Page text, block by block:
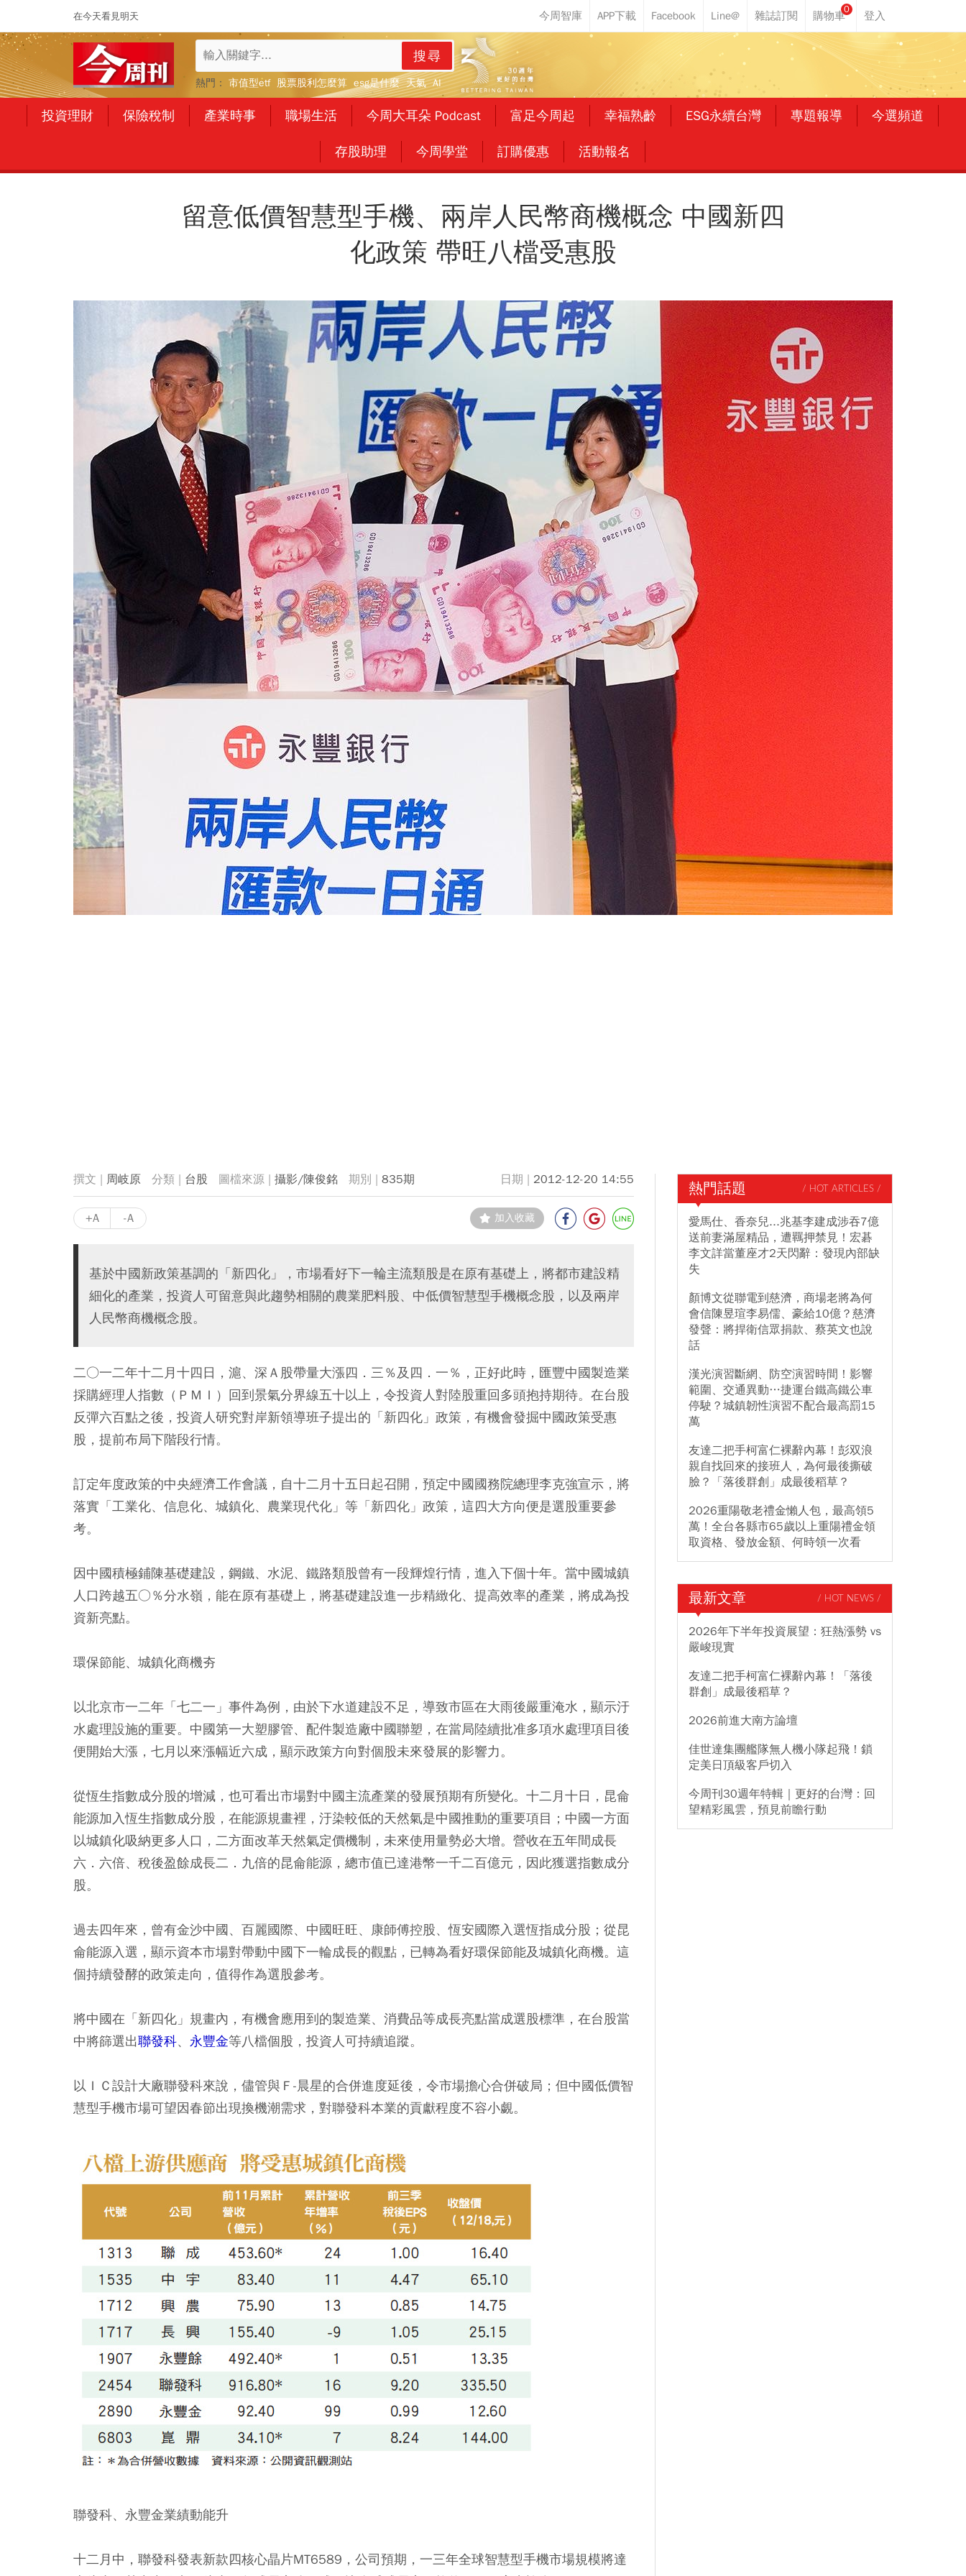
在今天看見明天
0
搜尋
熱門： 市值型etf 股票股利怎麼算 esg是什麼 天氣 AI
投資理財 保險稅制 產業時事 職場生活 今周大耳朵 Podcast 富足今周起 幸福熟齡 ESG永續台灣 專題報導 今選頻道
存股助理 今周學堂 訂購優惠 活動報名
留意低價智慧型手機、兩岸人民幣商機概念 中國新四
化政策 帶旺八檔受惠股
周岐原 台股 攝影/陳俊銘 835期 2012-12-20 14:55
+A -A 加入收藏
基於中國新政策基調的「新四化」，市場看好下一輪主流類股是在原有基礎上，將都市建設精
細化的產業，投資人可留意與此趨勢相關的農業肥料股、中低價智慧型手機概念股，以及兩岸
人民幣商機概念股。
二○一二年十二月十四日，滬、深Ａ股帶量大漲四．三％及四．一％，正好此時，匯豐中國製造業
採購經理人指數（ＰＭＩ）回到景氣分界線五十以上，令投資人對陸股重回多頭抱持期待。在台股
反彈六百點之後，投資人研究對岸新領導班子提出的「新四化」政策，有機會發掘中國政策受惠
股，提前布局下階段行情。
訂定年度政策的中央經濟工作會議，自十二月十五日起召開，預定中國國務院總理李克強宣示，將
落實「工業化、信息化、城鎮化、農業現代化」等「新四化」政策，這四大方向便是選股重要參
考。
因中國積極鋪陳基礎建設，鋼鐵、水泥、鐵路類股曾有一段輝煌行情，進入下個十年。當中國城鎮
人口跨越五○％分水嶺，能在原有基礎上，將基礎建設進一步精緻化、提高效率的產業，將成為投
資新亮點。
環保節能、城鎮化商機夯
以北京市一二年「七二一」事件為例，由於下水道建設不足，導致市區在大雨後嚴重淹水，顯示汙
水處理設施的重要。中國第一大塑膠管、配件製造廠中國聯塑，在當局陸續批准多項水處理項目後
便開始大漲，七月以來漲幅近六成，顯示政策方向對個股未來發展的影響力。
從恆生指數成分股的增減，也可看出市場對中國主流產業的發展預期有所變化。十二月十日，昆侖
能源加入恆生指數成分股，在能源規畫裡，汙染較低的天然氣是中國推動的重要項目；中國一方面
以城鎮化吸納更多人口，二方面改革天然氣定價機制，未來使用量勢必大增。營收在五年間成長
六．六倍、稅後盈餘成長二．九倍的昆侖能源，總市值已達港幣一千二百億元，因此獲選指數成分
股。
過去四年來，曾有金沙中國、百麗國際、中國旺旺、康師傅控股、恆安國際入選恆指成分股；從昆
侖能源入選，顯示資本市場對帶動中國下一輪成長的觀點，已轉為看好環保節能及城鎮化商機。這
個持續發酵的政策走向，值得作為選股參考。
將中國在「新四化」規畫內，有機會應用到的製造業、消費品等成長亮點當成選股標準，在台股當
中將篩選出聯發科、 永豐金等八檔個股，投資人可持續追蹤。
以ＩＣ設計大廠聯發科來說，儘管與Ｆ-晨星的合併進度延後，令市場擔心合併破局；但中國低價智
慧型手機市場可望因春節出現換機潮需求，對聯發科本業的貢獻程度不容小覷。
聯發科、永豐金業績動能升
十二月中，聯發科發表新款四核心晶片MT6589，公司預期，一三年全球智慧型手機市場規模將達
熱門話題 / HOT ARTICLES /
愛馬仕、香奈兒...兆基李建成涉吞7億
送前妻滿屋精品，遭羈押禁見！宏碁
李文詳當董座才2天閃辭：發現內部缺
失
顏博文從聯電到慈濟，商場老將為何
會信陳昱瑄李易儒、豪給10億？慈濟
發聲：將捍衛信眾捐款、蔡英文也說
話
漢光演習斷網、防空演習時間！影響
範圍、交通異動…捷運台鐵高鐵公車
停駛？城鎮韌性演習不配合最高罰15
萬
友達二把手柯富仁裸辭內幕！彭双浪
親自找回來的接班人，為何最後撕破
臉？「落後群創」成最後稻草？
2026重陽敬老禮金懶人包，最高領5
萬！全台各縣市65歲以上重陽禮金領
取資格、發放金額、何時領一次看
最新文章 / HOT NEWS /
2026年下半年投資展望：狂熱漲勢 vs
嚴峻現實
友達二把手柯富仁裸辭內幕！「落後
群創」成最後稻草？
2026前進大南方論壇
佳世達集團艦隊無人機小隊起飛！鎖
定美日頂級客戶切入
今周刊30週年特輯｜更好的台灣：回
望精彩風雲，預見前瞻行動